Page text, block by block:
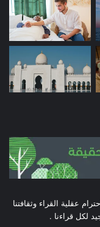
عقلية القراء وثقافتنا
لكل قراءنا .